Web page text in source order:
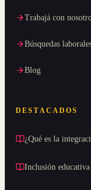
Trabajá con
Búsquedas
Blog
DESTACADOS
¿Qué es la
Inclusión